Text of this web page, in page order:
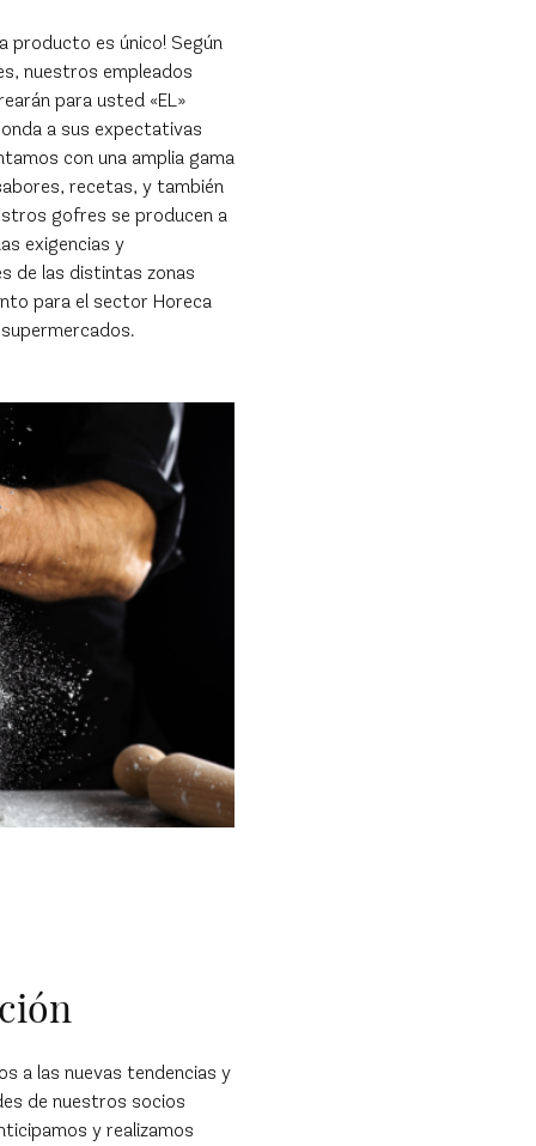
producto es único! Según
nuestros empleados
para usted «EL»
a sus expectativas
con una amplia gama
recetas, y también
gofres se producen a
exigencias y
de las distintas zonas
para el sector Horeca
a las nuevas tendencias y
de nuestros socios
y realizamos